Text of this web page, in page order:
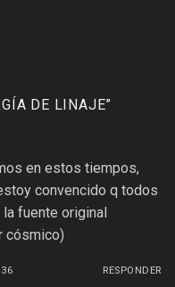
DE LINAJE”
en estos tiempos,
convencido q todos
la fuente original
cósmico)
RESPONDER